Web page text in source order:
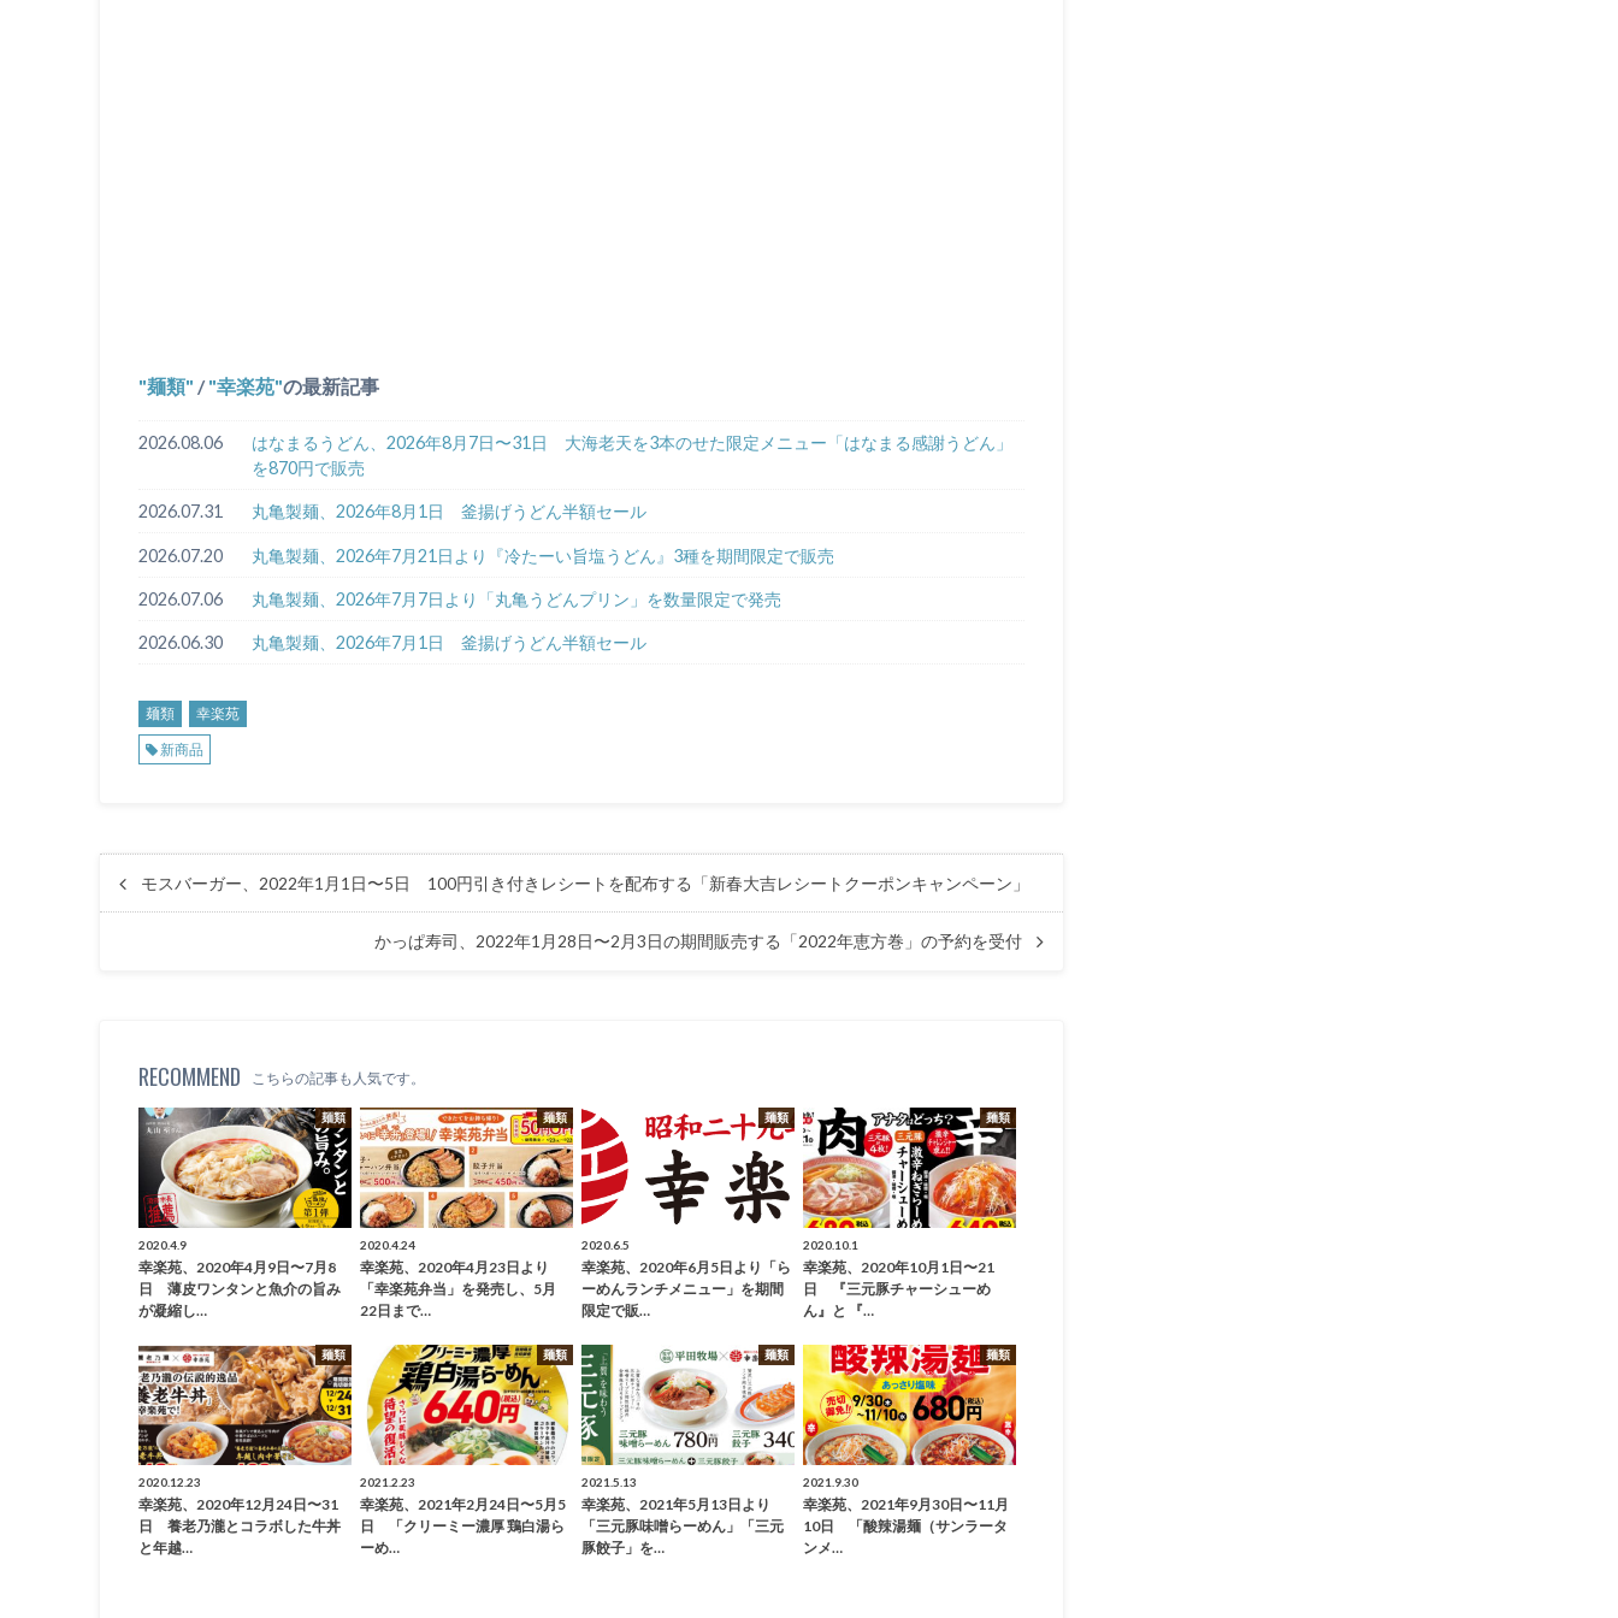
麺類 / 幸楽苑 の最新記事
2026.08.06
はなまるうどん、2026年8月7日〜31日 大海老天を3本のせた限定メニュー「はなまる感謝うどん」
を870円で販売
2026.07.31 丸亀製麺、2026年8月1日 釜揚げうどん半額セール
2026.07.20 丸亀製麺、2026年7月21日より『冷たーい旨塩うどん』3種を期間限定で販売
2026.07.06 丸亀製麺、2026年7月7日より「丸亀うどんプリン」を数量限定で発売
2026.06.30 丸亀製麺、2026年7月1日 釜揚げうどん半額セール
麺類
幸楽苑
新商品
モスバーガー、2022年1月1日〜5日 100円引き付きレシートを配布する「新春大吉レシートクーポンキャンペーン」
かっぱ寿司、2022年1月28日〜2月3日の期間販売する「2022年恵方巻」の予約を受付
RECOMMEND こちらの記事も人気です。
麺類
2020.4.9
幸楽苑、2020年4月9日〜7月8
日 薄皮ワンタンと魚介の旨み
が凝縮し…
麺類
2020.4.24
幸楽苑、2020年4月23日より
「幸楽苑弁当」を発売し、5月
22日まで…
麺類
2020.6.5
幸楽苑、2020年6月5日より「ら
ーめんランチメニュー」を期間
限定で販…
麺類
2020.10.1
幸楽苑、2020年10月1日〜21
日 『三元豚チャーシューめ
ん』と 『…
麺類
2020.12.23
幸楽苑、2020年12月24日〜31
日 養老乃瀧とコラボした牛丼
と年越…
麺類
2021.2.23
幸楽苑、2021年2月24日〜5月5
日 「クリーミー濃厚 鶏白湯ら
ーめ…
麺類
2021.5.13
幸楽苑、2021年5月13日より
「三元豚味噌らーめん」「三元
豚餃子」を…
麺類
2021.9.30
幸楽苑、2021年9月30日〜11月
10日 「酸辣湯麺（サンラータ
ンメ…